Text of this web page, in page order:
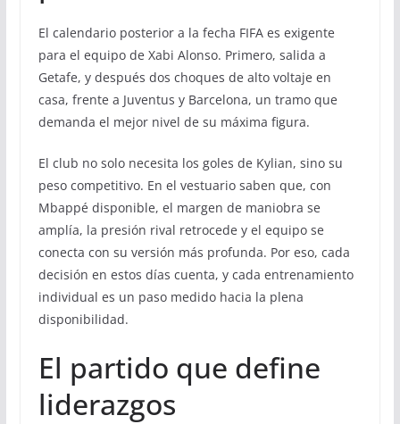
El calendario posterior a la fecha FIFA es exigente
para el equipo de Xabi Alonso. Primero, salida a
Getafe, y después dos choques de alto voltaje en
casa, frente a Juventus y Barcelona, un tramo que
demanda el mejor nivel de su máxima figura.
El club no solo necesita los goles de Kylian, sino su
peso competitivo. En el vestuario saben que, con
Mbappé disponible, el margen de maniobra se
amplía, la presión rival retrocede y el equipo se
conecta con su versión más profunda. Por eso, cada
decisión en estos días cuenta, y cada entrenamiento
individual es un paso medido hacia la plena
disponibilidad.
El partido que define
liderazgos